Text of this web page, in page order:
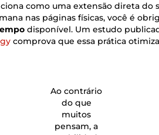
como uma extensão direta do
nas páginas físicas, você é
disponível. Um estudo
comprova que essa prática
Ao contrário
do que
muitos
pensam, a